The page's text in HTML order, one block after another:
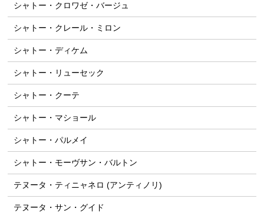
シャトー・クロワゼ・バージュ
シャトー・クレール・ミロン
シャトー・ディケム
シャトー・リューセック
シャトー・クーテ
シャトー・マショール
シャトー・パルメイ
シャトー・モーヴサン・バルトン
テヌータ・ティニャネロ (アンティノリ)
テヌータ・サン・グイド